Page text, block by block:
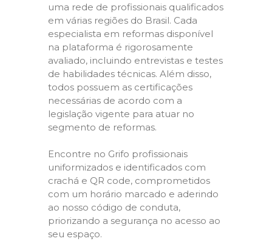
uma rede de profissionais qualificados
em várias regiões do Brasil. Cada
especialista em reformas disponível
na plataforma é rigorosamente
avaliado, incluindo entrevistas e testes
de habilidades técnicas. Além disso,
todos possuem as certificações
necessárias de acordo com a
legislação vigente para atuar no
segmento de reformas.
Encontre no Grifo profissionais
uniformizados e identificados com
crachá e QR code, comprometidos
com um horário marcado e aderindo
ao nosso código de conduta,
priorizando a segurança no acesso ao
seu espaço.